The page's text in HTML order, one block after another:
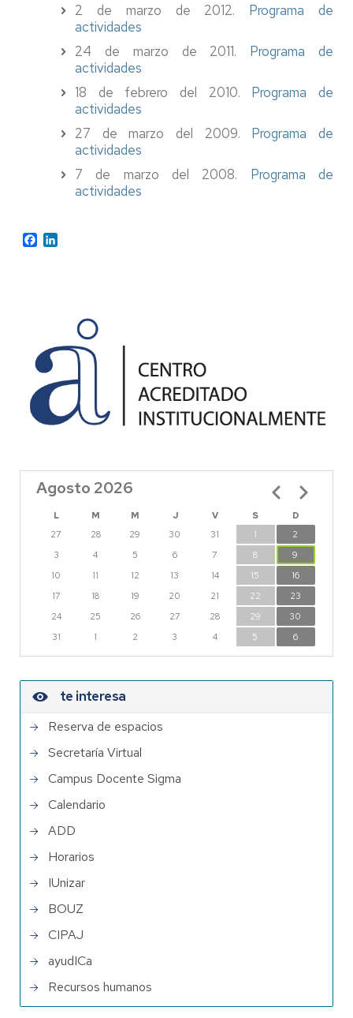
2 de marzo de 2012. Programa de
actividades
24 de marzo de 2011. Programa de
actividades
18 de febrero del 2010. Programa de
actividades
27 de marzo del 2009. Programa de
actividades
7 de marzo del 2008. Programa de
actividades
Facebook
Agosto 2026
L M M J V S
D
27
28 29 30 31 1
2
3
4 5 6 7 8
9
10
11 12 13 14 15
16
17
18 19 20 21 22
23
24
25 26 27 28 29
30
31
1 2 3 4 5 6
Paginación
te interesa
Reserva de espacios
Secretaría Virtual
Campus Docente Sigma
Calendario
ADD
Horarios
IUnizar
BOUZ
CIPAJ
ayudICa
Recursos humanos